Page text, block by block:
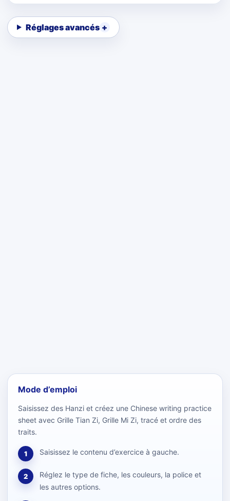
Réglages avancés
Mode d’emploi
Saisissez des Hanzi et créez une Chinese writing practice
sheet avec Grille Tian Zi, Grille Mi Zi, tracé et ordre des
traits.
1 Saisissez le contenu d’exercice à gauche.
2
Réglez le type de fiche, les couleurs, la police et
les autres options.